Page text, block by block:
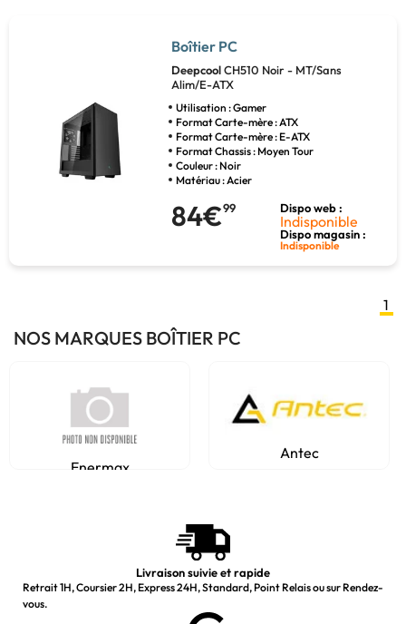
Boîtier PC
DeepcoolCH510 Noir - MT/Sans
Alim/E-ATX
Utilisation : Gamer
Format Carte-mère : ATX
Format Carte-mère : E-ATX
Format Chassis : Moyen Tour
Couleur : Noir
Matériau : Acier
84€99 Dispo web :
Indisponible
Dispo magasin :
Indisponible
1
NOS MARQUES BOÎTIER PC
Enermax
Antec
Livraison suivie et rapide
Retrait 1H, Coursier 2H, Express 24H, Standard, Point Relais ou sur Rendez-
vous.